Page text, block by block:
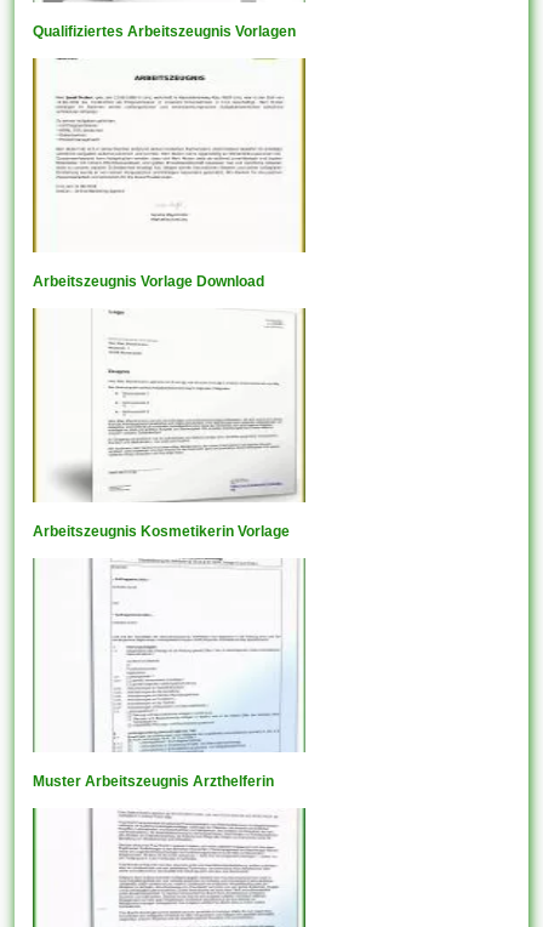
Qualifiziertes Arbeitszeugnis Vorlagen
Arbeitszeugnis Vorlage Download
Arbeitszeugnis Kosmetikerin Vorlage
Muster Arbeitszeugnis Arzthelferin